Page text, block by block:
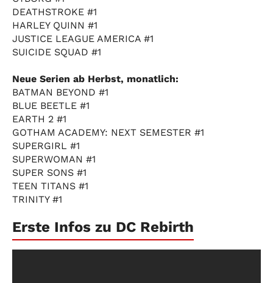
DEATHSTROKE #1
HARLEY QUINN #1
JUSTICE LEAGUE AMERICA #1
SUICIDE SQUAD #1
Neue Serien ab Herbst, monatlich:
BATMAN BEYOND #1
BLUE BEETLE #1
EARTH 2 #1
GOTHAM ACADEMY: NEXT SEMESTER #1
SUPERGIRL #1
SUPERWOMAN #1
SUPER SONS #1
TEEN TITANS #1
TRINITY #1
Erste Infos zu DC Rebirth